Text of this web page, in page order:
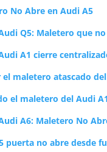
No Abre en Audi A5
Q5: Maletero que
A1 cierre
maletero atascado
el maletero del Audi
A6: Maletero No
puerta no abre desde